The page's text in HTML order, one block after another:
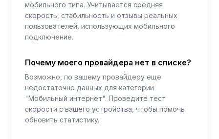
мобильного типа. Учитывается средняя
скорость, стабильность и отзывы реальных
пользователей, использующих мобильного
подключение.
Почему моего провайдера нет в списке?
Возможно, по вашему провайдеру еще
недостаточно данных для категории
"Мобильный интернет". Проведите тест
скорости с вашего устройства, чтобы помочь
обновить статистику.